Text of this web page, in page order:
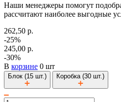
Наши менеджеры помогут
рассчитают наиболее выгодные
262,50 р.
-25%
245,00 р.
-30%
В корзине 0 шт
Блок (15 шт.) Коробка (30 шт.)